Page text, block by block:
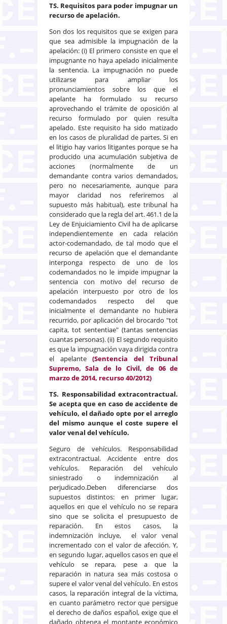
TS. Requisitos para poder impugnar un
recurso de apelación.
Son dos los requisitos que se exigen para
que sea admisible la impugnación de la
apelación: (i) El primero consiste en que el
impugnante no haya apelado inicialmente
la sentencia. La impugnación no puede
utilizarse para ampliar los
pronunciamientos sobre los que el
apelante ha formulado su recurso
aprovechando el trámite de oposición al
recurso formulado por quien resulta
apelado. Este requisito ha sido matizado
en los casos de pluralidad de partes. Si en
el litigio hay varios litigantes porque se ha
producido una acumulación subjetiva de
acciones (normalmente de un
demandante contra varios demandados,
pero no necesariamente, aunque para
mayor claridad nos referiremos al
supuesto más habitual), este tribunal ha
considerado que la regla del art. 461.1 de la
Ley de Enjuiciamiento Civil ha de aplicarse
independientemente en cada relación
actor-codemandado, de tal modo que el
recurso de apelación que el demandante
interponga respecto de uno de los
codemandados no le impide impugnar la
sentencia con motivo del recurso de
apelación interpuesto por otro de los
codemandados respecto del que
inicialmente el demandante no hubiera
recurrido, por aplicación del brocardo "tot
capita, tot sententiae" (tantas sentencias
cuantas personas). (ii) El segundo requisito
es que la impugnación vaya dirigida contra
el apelante
(Sentencia del Tribunal
Supremo, Sala de lo Civil, de 06 de
marzo de 2014, recurso 40/2012)
TS. Responsabilidad extracontractual.
Se acepta que en caso de accidente de
vehículo, el dañado opte por el arreglo
del mismo aunque el coste supere el
valor venal del vehículo.
Seguro de vehículos. Responsabilidad
extracontractual. Accidente entre dos
vehículos. Reparación del vehículo
siniestrado o indemnización al
perjudicado.Deben diferenciarse dos
supuestos distintos: en primer lugar,
aquellos en que el vehículo no se repara
sino que se solicita el presupuesto de
reparación. En estos casos, la
indemnización incluye, el valor venal
incrementado con el valor de afección. Y,
en segundo lugar, aquellos casos en que el
vehículo se repara, pese a que la
reparación in natura sea más costosa o
supere el valor venal del vehículo. En estos
casos, la reparación integral de la víctima,
en cuanto parámetro rector que persigue
el derecho de daños español, exige que el
dañado obtenga el montante económico